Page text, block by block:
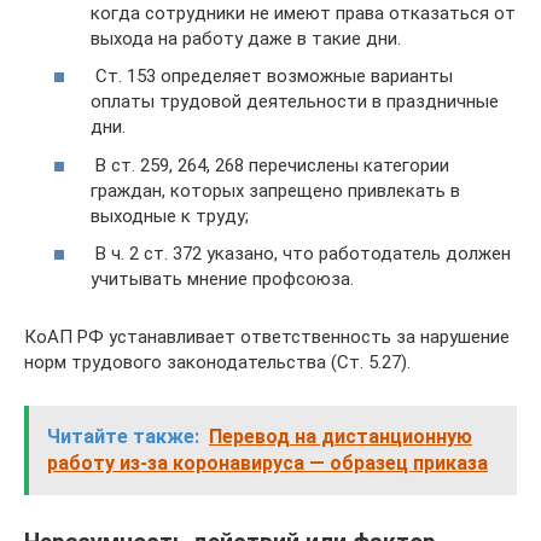
когда сотрудники не имеют права отказаться от
выхода на работу даже в такие дни.
Ст. 153 определяет возможные варианты
оплаты трудовой деятельности в праздничные
дни.
В ст. 259, 264, 268 перечислены категории
граждан, которых запрещено привлекать в
выходные к труду;
В ч. 2 ст. 372 указано, что работодатель должен
учитывать мнение профсоюза.
КоАП РФ устанавливает ответственность за нарушение
норм трудового законодательства (Ст. 5.27).
Читайте также: Перевод на дистанционную
работу из-за коронавируса — образец приказа